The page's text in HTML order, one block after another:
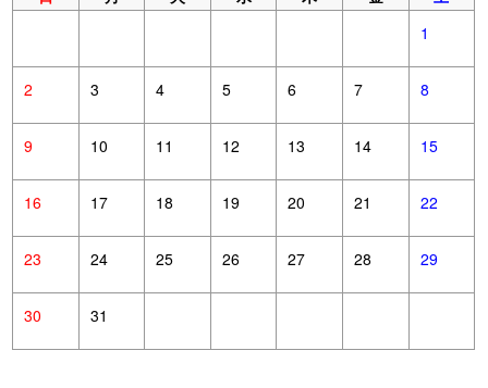
1
2 3 4 5 6 7 8
9 10 11 12 13 14 15
16 17 18 19 20 21 22
23 24 25 26 27 28 29
30 31